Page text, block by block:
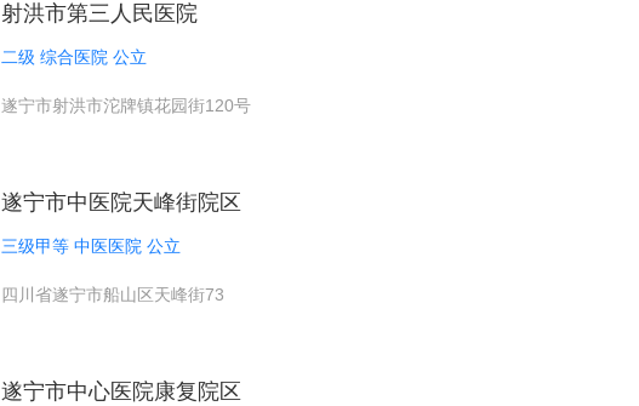
射洪市第三人民医院
二级 综合医院 公立
遂宁市射洪市沱牌镇花园街120号
遂宁市中医院天峰街院区
三级甲等 中医医院 公立
四川省遂宁市船山区天峰街73
遂宁市中心医院康复院区